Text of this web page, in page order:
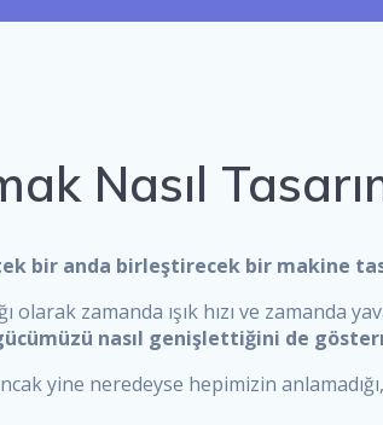
Nasıl
bir anda birleştirecek bir makine
zamanda ışık hızı ve zamanda
nasıl genişlettiğini de
yine neredeyse hepimizin anlamadığı,